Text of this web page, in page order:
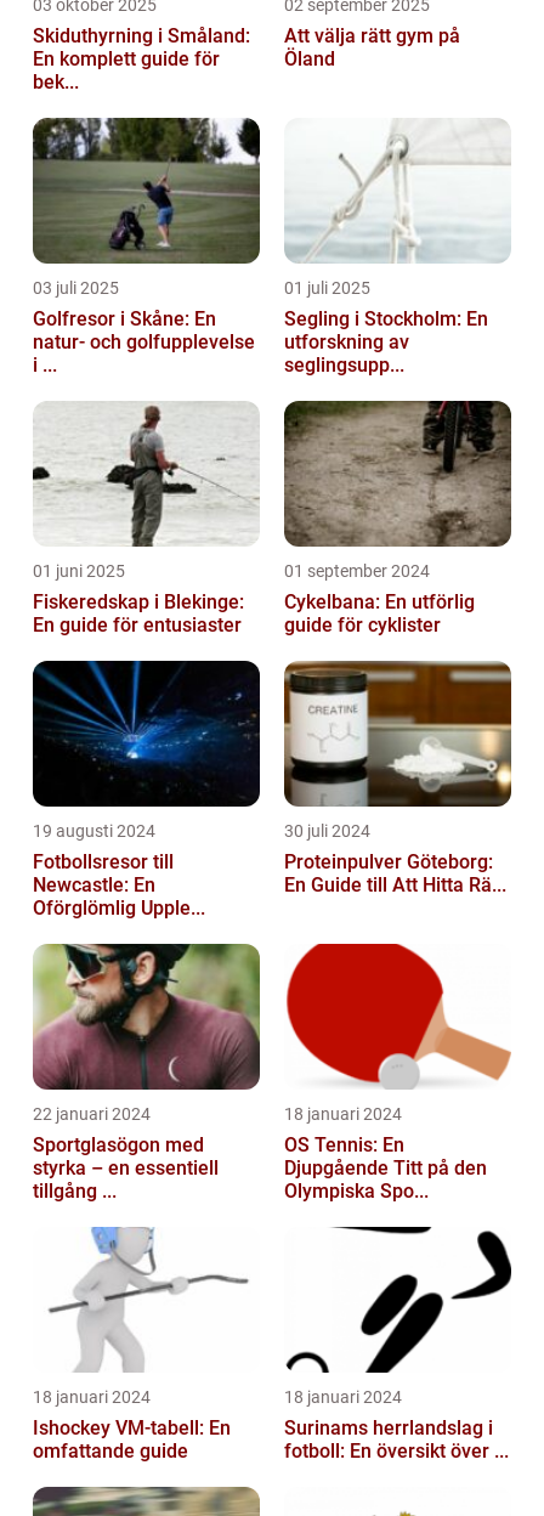
03 oktober 2025
Skiduthyrning i Småland:
En komplett guide för
bek...
02 september 2025
Att välja rätt gym på
Öland
03 juli 2025
Golfresor i Skåne: En
natur- och golfupplevelse
i ...
01 juli 2025
Segling i Stockholm: En
utforskning av
seglingsupp...
01 juni 2025
Fiskeredskap i Blekinge:
En guide för entusiaster
01 september 2024
Cykelbana: En utförlig
guide för cyklister
19 augusti 2024
Fotbollsresor till
Newcastle: En
Oförglömlig Upple...
30 juli 2024
Proteinpulver Göteborg:
En Guide till Att Hitta Rä...
22 januari 2024
Sportglasögon med
styrka – en essentiell
tillgång ...
18 januari 2024
OS Tennis: En
Djupgående Titt på den
Olympiska Spo...
18 januari 2024
Ishockey VM-tabell: En
omfattande guide
18 januari 2024
Surinams herrlandslag i
fotboll: En översikt över ...